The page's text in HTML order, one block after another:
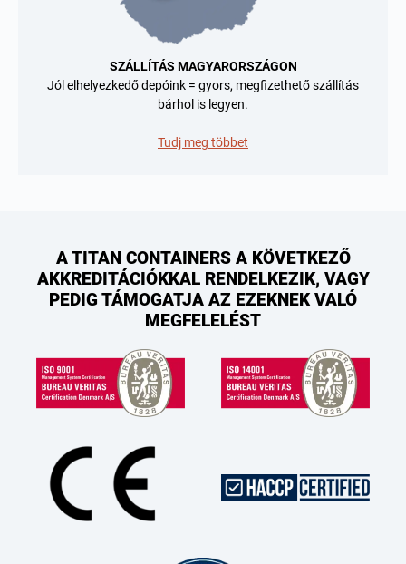
SZÁLLÍTÁS MAGYARORSZÁGON
Jól elhelyezkedő depóink = gyors, megfizethető szállítás
bárhol is legyen.
Tudj meg többet
A TITAN CONTAINERS A KÖVETKEZŐ
AKKREDITÁCIÓKKAL RENDELKEZIK, VAGY
PEDIG TÁMOGATJA AZ EZEKNEK VALÓ
MEGFELELÉST